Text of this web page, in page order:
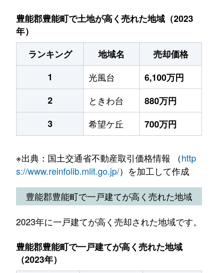
豊能郡豊能町で土地が高く売れた地域（2023
年）
ランキング
地域名
売却価格
1
光風台
6,100万円
2
ときわ台
880万円
3
希望ケ丘 700万円
※出典：国土交通省不動産取引価格情報 （http
s://www.reinfolib.mlit.go.jp/）を加工して作成
豊能郡豊能町で一戸建てが高く売れた地域
2023年に一戸建てが高く売却された地域です。
豊能郡豊能町で一戸建てが高く売れた地域
（2023年）